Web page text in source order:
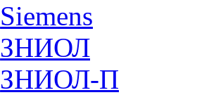
Siemens
ЗНИОЛ
ЗНИОЛ-П